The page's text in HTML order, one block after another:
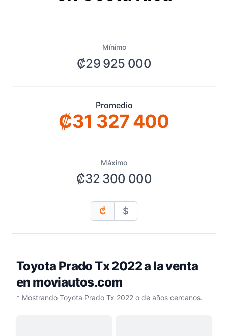
Mínimo
₡29 925 000
Promedio
₡31 327 400
Máximo
₡32 300 000
₡ $
Toyota Prado Tx 2022a la venta
en moviautos.com
* Mostrando Toyota Prado Tx 2022 o de años cercanos.